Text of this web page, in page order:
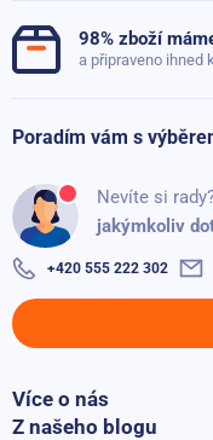
98% zboží
a připraveno ihned
Poradím vám s
Nevíte si
jakýmkoliv
+420 555 222 302
Více o nás
Vše o Sportago
Z našeho blogu